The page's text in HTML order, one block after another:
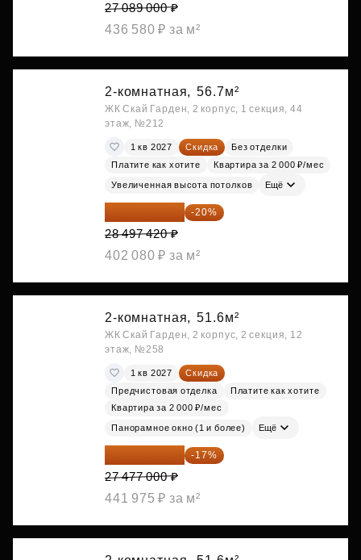
27 089 000 ₽
436 580 ₽ за м²
2-комнатная, 56.7м²
ЖК Скай Гарден, 2 корпус, 1 секция, 44
этаж, №212
1 кв 2027 Скидка
Без отделки
Платите как хотите
Квартира за 2 000 ₽/мес
Увеличенная высота потолков Ещё
22 797 936 ₽ -20%
28 497 420 ₽
402 080 ₽ за м²
2-комнатная, 51.6м²
ЖК Скай Гарден, 2 корпус, 2 секция, 12
этаж, №258
1 кв 2027
Скидка
Предчистовая отделка
Платите как хотите
Квартира за 2 000 ₽/мес
Панорамное окно (1 и более) Ещё
22 805 910 ₽ -17%
27 477 000 ₽
441 975 ₽ за м²